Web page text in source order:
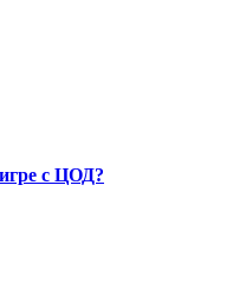
с ЦОД?